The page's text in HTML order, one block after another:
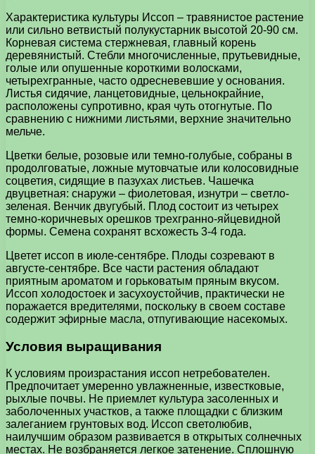
Характеристика культуры Иссоп – травянистое растение
или сильно ветвистый полукустарник высотой 20-90 см.
Корневая система стержневая, главный корень
деревянистый. Стебли многочисленные, прутьевидные,
голые или опушенные короткими волосками,
четырехгранные, часто одресневевшие у основания.
Листья сидячие, ланцетовидные, цельнокрайние,
расположены супротивно, края чуть отогнутые. По
сравнению с нижними листьями, верхние значительно
мельче.
Цветки белые, розовые или темно-голубые, собраны в
продолговатые, ложные мутовчатые или колосовидные
соцветия, сидящие в пазухах листьев. Чашечка
двуцветная: снаружи – фиолетовая, изнутри – светло-
зеленая. Венчик двугубый. Плод состоит из четырех
темно-коричневых орешков трехгранно-яйцевидной
формы. Семена сохранят всхожесть 3-4 года.
Цветет иссоп в июле-сентябре. Плоды созревают в
августе-сентябре. Все части растения обладают
приятным ароматом и горьковатым пряным вкусом.
Иссоп холодостоек и засухоустойчив, практически не
поражается вредителями, поскольку в своем составе
содержит эфирные масла, отпугивающие насекомых.
Условия выращивания
К условиям произрастания иссоп нетребователен.
Предпочитает умеренно увлажненные, известковые,
рыхлые почвы. Не приемлет культура засоленных и
заболоченных участков, а также площадки с близким
залеганием грунтовых вод. Иссоп светолюбив,
наилучшим образом развивается в открытых солнечных
местах. Не возбраняется легкое затенение. Сплошную